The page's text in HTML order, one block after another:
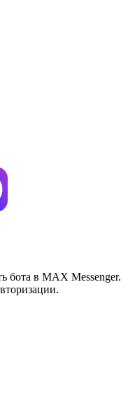
бота в MAX Messenger.